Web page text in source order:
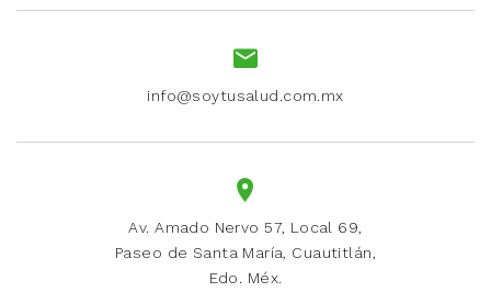
info@soytusalud.com.mx
Av. Amado Nervo 57, Local 69,
Paseo de Santa María, Cuautitlán,
Edo. Méx.